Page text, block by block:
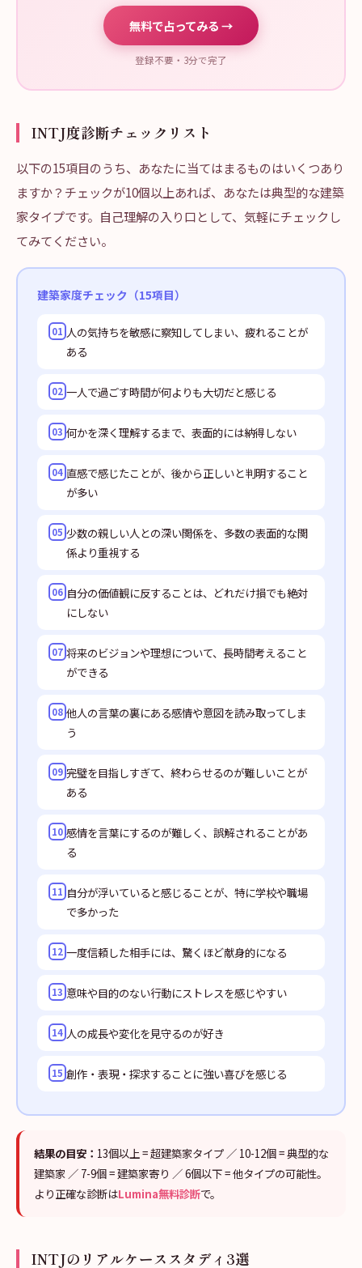
無料で占ってみる →
登録不要・3分で完了
INTJ度診断チェックリスト
以下の15項目のうち、あなたに当てはまるものはいくつあり
ますか？チェックが10個以上あれば、あなたは典型的な建築
家タイプです。自己理解の入り口として、気軽にチェックし
てみてください。
建築家度チェック（15項目）
01 人の気持ちを敏感に察知してしまい、疲れることが
ある
02 一人で過ごす時間が何よりも大切だと感じる
03 何かを深く理解するまで、表面的には納得しない
04 直感で感じたことが、後から正しいと判明すること
が多い
05 少数の親しい人との深い関係を、多数の表面的な関
係より重視する
06 自分の価値観に反することは、どれだけ損でも絶対
にしない
07 将来のビジョンや理想について、長時間考えること
ができる
08 他人の言葉の裏にある感情や意図を読み取ってしま
う
09 完璧を目指しすぎて、終わらせるのが難しいことが
ある
10 感情を言葉にするのが難しく、誤解されることがあ
る
11 自分が浮いていると感じることが、特に学校や職場
で多かった
12 一度信頼した相手には、驚くほど献身的になる
13 意味や目的のない行動にストレスを感じやすい
14 人の成長や変化を見守るのが好き
15 創作・表現・探求することに強い喜びを感じる
結果の目安： 13個以上 = 超建築家タイプ ／ 10-12個 = 典型的な
建築家 ／ 7-9個 = 建築家寄り ／ 6個以下 = 他タイプの可能性。
より正確な診断はLumina無料診断で。
INTJのリアルケーススタディ3選